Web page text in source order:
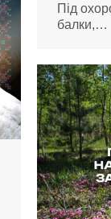
Під
балки,…